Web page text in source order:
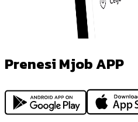
Prenesi Mjob APP